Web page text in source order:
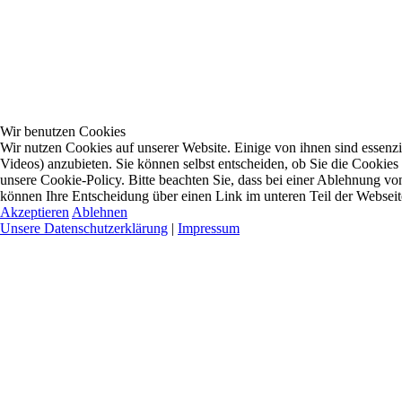
Wir benutzen Cookies
Wir nutzen Cookies auf unserer Website. Einige von ihnen sind
Videos) anzubieten. Sie können selbst entscheiden, ob Sie die
unsere Cookie-Policy. Bitte beachten Sie, dass bei einer Ablehnung
können Ihre Entscheidung über einen Link im unteren Teil der
Akzeptieren Ablehnen
Unsere Datenschutzerklärung | Impressum